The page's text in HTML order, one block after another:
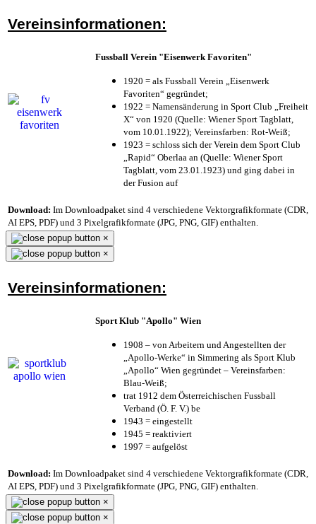
Vereinsinformationen:
Fussball Verein "Eisenwerk Favoriten"
1920 = als Fussball Verein „Eisenwerk
Favoriten“ gegründet;
1922 = Namensänderung in Sport Club „Freiheit
X“ von 1920 (Quelle: Wiener Sport Tagblatt,
vom 10.01.1922); Vereinsfarben: Rot-Weiß;
1923 = schloss sich der Verein dem Sport Club
„Rapid“ Oberlaa an (Quelle: Wiener Sport
Tagblatt, vom 23.01.1923) und ging dabei in
der Fusion auf
Download: Im Downloadpaket sind 4 verschiedene Vektorgrafikformate (CDR,
AI EPS, PDF) und 3 Pixelgrafikformate (JPG, PNG, GIF) enthalten.
×
×
Vereinsinformationen:
Sport Klub "Apollo" Wien
1908 – von Arbeitern und Angestellten der
„Apollo-Werke“ in Simmering als Sport Klub
„Apollo“ Wien gegründet – Vereinsfarben:
Blau-Weiß;
trat 1912 dem Österreichischen Fussball
Verband (Ö. F. V.) be
1943 = eingestellt
1945 = reaktiviert
1997 = aufgelöst
Download: Im Downloadpaket sind 4 verschiedene Vektorgrafikformate (CDR,
AI EPS, PDF) und 3 Pixelgrafikformate (JPG, PNG, GIF) enthalten.
×
×